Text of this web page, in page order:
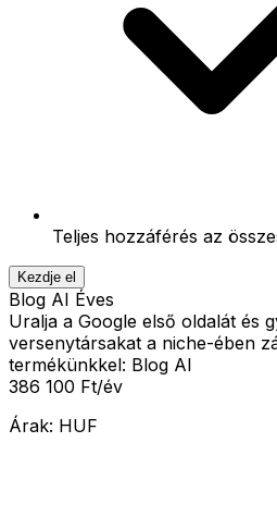
Teljes hozzáférés az
Kezdje el
Blog AI Éves
Uralja a Google első oldalát és
versenytársakat a niche-ében
termékünkkel: Blog AI
386 100 Ft/év
Árak: HUF